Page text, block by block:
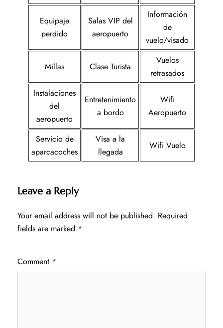
Equipaje
perdido
Salas VIP del
aeropuerto
Información
de
vuelo/visado
Millas Clase Turista
Vuelos
retrasados
Instalaciones
del
aeropuerto
Entretenimiento
a bordo
Wifi
Aeropuerto
Servicio de
aparcacoches
Visa a la
llegada
Wifi Vuelo
Leave a Reply
Your email address will not be published. Required
fields are marked *
Comment *